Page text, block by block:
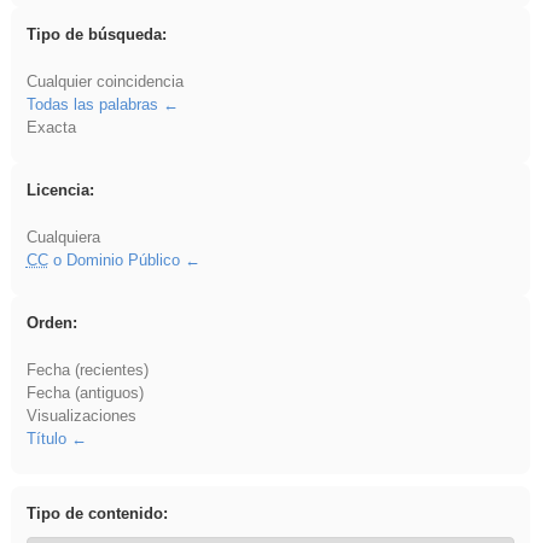
Tipo de búsqueda:
Cualquier coincidencia
Todas las palabras
Exacta
Licencia:
Cualquiera
CCo Dominio Público
Orden:
Fecha (recientes)
Fecha (antiguos)
Visualizaciones
Título
Tipo de contenido: